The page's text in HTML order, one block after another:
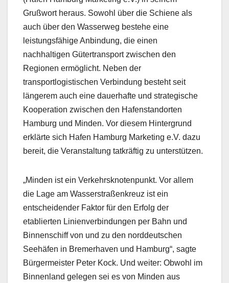
Grußwort heraus. Sowohl über die Schiene als
auch über den Wasserweg bestehe eine
leistungsfähige Anbindung, die einen
nachhaltigen Gütertransport zwischen den
Regionen ermöglicht. Neben der
transportlogistischen Verbindung besteht seit
längerem auch eine dauerhafte und strategische
Kooperation zwischen den Hafenstandorten
Hamburg und Minden. Vor diesem Hintergrund
erklärte sich Hafen Hamburg Marketing e.V. dazu
bereit, die Veranstaltung tatkräftig zu unterstützen.
„Minden ist ein Verkehrsknotenpunkt. Vor allem
die Lage am Wasserstraßenkreuz ist ein
entscheidender Faktor für den Erfolg der
etablierten Linienverbindungen per Bahn und
Binnenschiff von und zu den norddeutschen
Seehäfen in Bremerhaven und Hamburg“, sagte
Bürgermeister Peter Kock. Und weiter: Obwohl im
Binnenland gelegen sei es von Minden aus